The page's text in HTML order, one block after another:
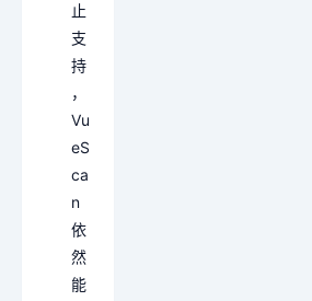
止
支
持
，
Vu
eS
ca
n
依
然
能